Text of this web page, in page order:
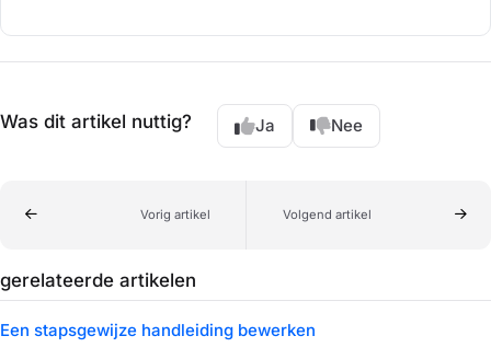
Was dit artikel nuttig? Ja Nee
Vorig artikel Volgend artikel
gerelateerde artikelen
Een stapsgewijze handleiding bewerken